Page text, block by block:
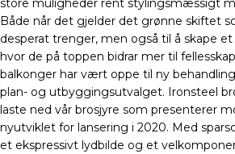
store muligheder rent stylingsmæssigt
Både når det gjelder det grønne skiftet
desperat trenger, men også til å skape
hvor de på toppen bidrar mer til
balkonger har vært oppe til ny
plan- og utbyggingsutvalget. Ironsteel
laste ned vår brosjyre som presenterer
nyutviklet for lansering i 2020. Med
et ekspressivt lydbilde og et